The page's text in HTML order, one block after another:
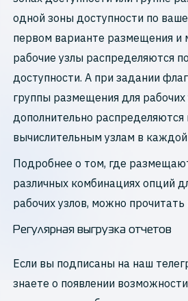
одной зоны доступности по
первом варианте размещения и
рабочие узлы распределяются
доступности. А при задании
группы размещения для рабочих
дополнительно
вычислительным узлам в каждой
Подробнее о том, где
различных комбинациях опций
рабочих узлов, можно
Регулярная выгрузка отчетов
Если вы подписаны на наш
знаете о появлении